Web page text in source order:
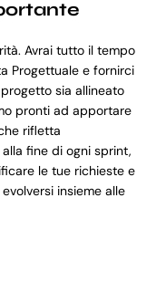
Avrai tutto il tempo
Progettuale e fornirci
sia allineato
pronti ad apportare
rifletta
fine di ogni sprint,
le tue richieste e
insieme alle